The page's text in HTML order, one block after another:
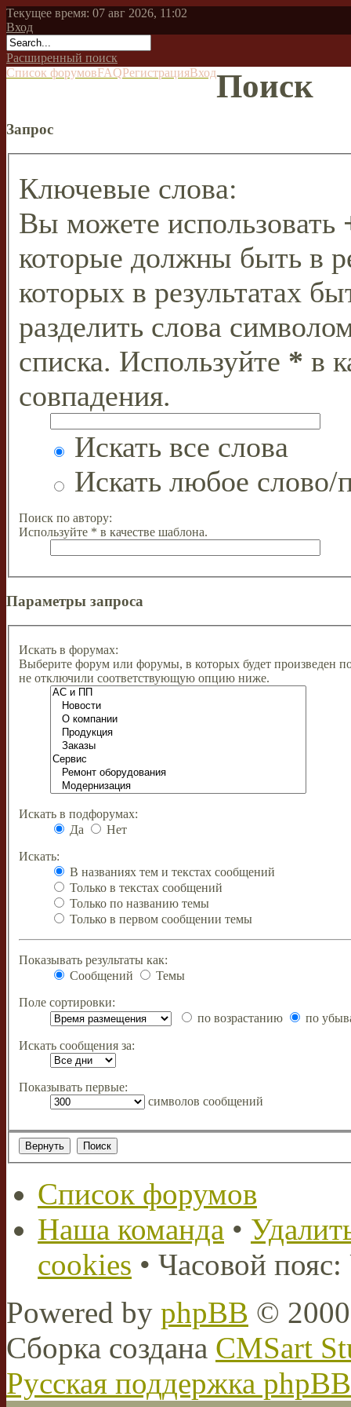
Текущее время: 07 авг 2026, 11:02
Вход
Расширенный поиск
Список форумовFAQРегистрацияВходПоиск
Запрос
Ключевые слова:
Вы можете использовать
которые должны быть в
которых в результатах
разделить слова
списка. Используйте * в
совпадения.
Искать все слова
Искать любое слово/
Поиск по автору:
Используйте * в качестве шаблона.
Параметры запроса
Искать в форумах:
Выберите форум или форумы, в которых будет произведен
не отключили соответствующую опцию ниже.
Искать в подфорумах:
Да
Нет
Искать:
В названиях тем и текстах сообщений
Только в текстах сообщений
Только по названию темы
Только в первом сообщении темы
Показывать результаты как:
Сообщений
Темы
Поле сортировки:
по возрастанию
по
Искать сообщения за:
Показывать первые:
символов сообщений
Список форумов
Наша команда •
cookies • Часовой
Powered by phpBB ©
Сборка создана CMSart
Русская поддержка phpBB